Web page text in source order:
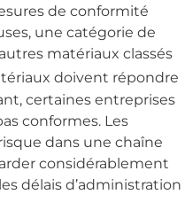
de conformité
une catégorie de
matériaux classés
doivent répondre
certaines entreprises
conformes. Les
dans une chaîne
considérablement
délais d’administration